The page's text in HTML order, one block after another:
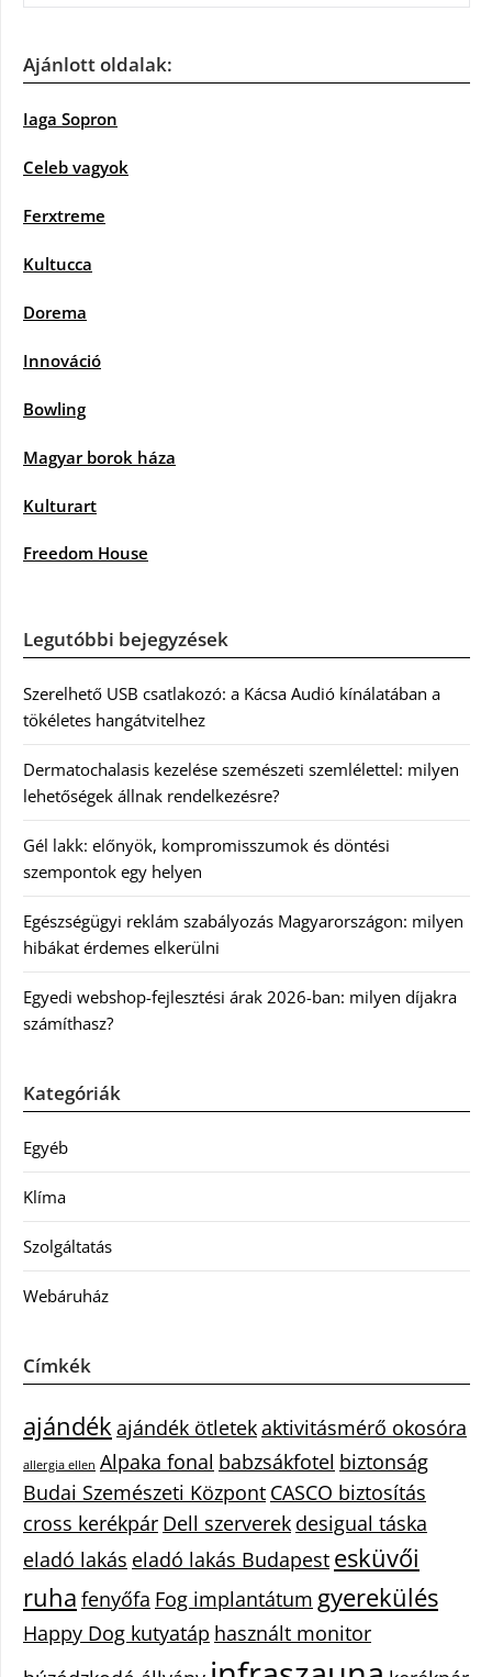
Ajánlott oldalak:
Iaga Sopron
Celeb vagyok
Ferxtreme
Kultucca
Dorema
Innováció
Bowling
Magyar borok háza
Kulturart
Freedom House
Legutóbbi bejegyzések
Szerelhető USB csatlakozó: a Kácsa Audió kínálatában a
tökéletes hangátvitelhez
Dermatochalasis kezelése szemészeti szemlélettel: milyen
lehetőségek állnak rendelkezésre?
Gél lakk: előnyök, kompromisszumok és döntési
szempontok egy helyen
Egészségügyi reklám szabályozás Magyarországon: milyen
hibákat érdemes elkerülni
Egyedi webshop-fejlesztési árak 2026-ban: milyen díjakra
számíthasz?
Kategóriák
Egyéb
Klíma
Szolgáltatás
Webáruház
Címkék
ajándékajándék ötletekaktivitásmérő okosóra
allergia ellen Alpaka fonal babzsákfotel biztonság
Budai Szemészeti Központ CASCO biztosítás
cross kerékpár Dell szerverek desigual táska
eladó lakás eladó lakás Budapest esküvői
ruha fenyőfa Fog implantátum gyerekülés
Happy Dog kutyatáp használt monitor